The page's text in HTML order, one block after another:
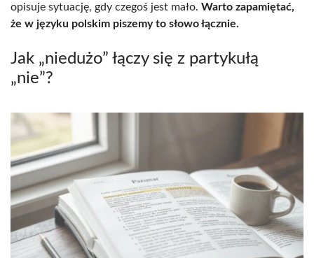
opisuje sytuację, gdy czegoś jest mało. Warto zapamiętać,
że w języku polskim piszemy to słowo łącznie.
Jak „niedużo” łączy się z partykułą
„nie”?